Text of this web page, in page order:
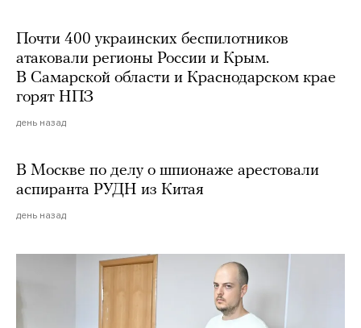
Почти 400 украинских беспилотников
атаковали регионы России и Крым.
В Самарской области и Краснодарском крае
горят НПЗ
день назад
В Москве по делу о шпионаже арестовали
аспиранта РУДН из Китая
день назад